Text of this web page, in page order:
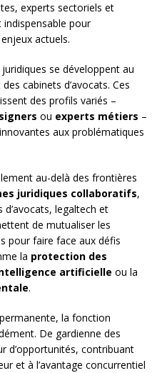
experts sectoriels et
indispensable pour
actuels.
se développent au
cabinets d’avocats. Ces
des profils variés –
ou experts métiers –
aux problématiques
au-delà des frontières
juridiques collaboratifs,
legaltech et
de mutualiser les
pour faire face aux défis
la protection des
artificielle ou la
.
la fonction
De gardienne des
d’opportunités, contribuant
et à l’avantage concurrentiel